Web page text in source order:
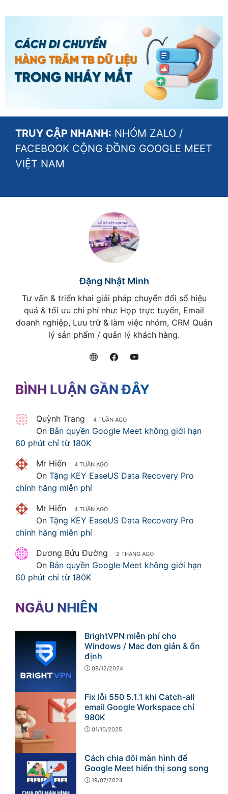
TRUY CẬP NHANH: NHÓM ZALO /
FACEBOOK CỘNG ĐỒNG GOOGLE MEET
VIỆT NAM
Đặng Nhật Minh
Tư vấn & triển khai giải pháp chuyển đổi số hiệu
quả & tối ưu chi phí như: Họp trực tuyến, Email
doanh nghiệp, Lưu trữ & làm việc nhóm, CRM Quản
lý sản phẩm / quản lý khách hàng.
BÌNH LUẬN GẦN ĐÂY
Quỳnh Trang 4 TUẦN AGO
On Bản quyền Google Meet không giới hạn
60 phút chỉ từ 180K
Mr Hiến
4 TUẦN AGO
On Tặng KEY EaseUS Data Recovery Pro
chính hãng miễn phí
Mr Hiến
4 TUẦN AGO
On Tặng KEY EaseUS Data Recovery Pro
chính hãng miễn phí
Dương Bửu Đường
2 THÁNG AGO
On Bản quyền Google Meet không giới hạn
60 phút chỉ từ 180K
NGẪU NHIÊN
BrightVPN miễn phí cho
Windows / Mac đơn giản & ổn
định
08/12/2024
Fix lỗi 550 5.1.1 khi Catch-all
email Google Workspace chỉ
980K
01/10/2025
Cách chia đôi màn hình để
Google Meet hiển thị song song
19/07/2024